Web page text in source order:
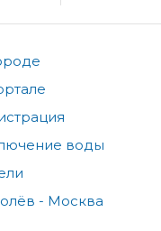
воды
- Москва